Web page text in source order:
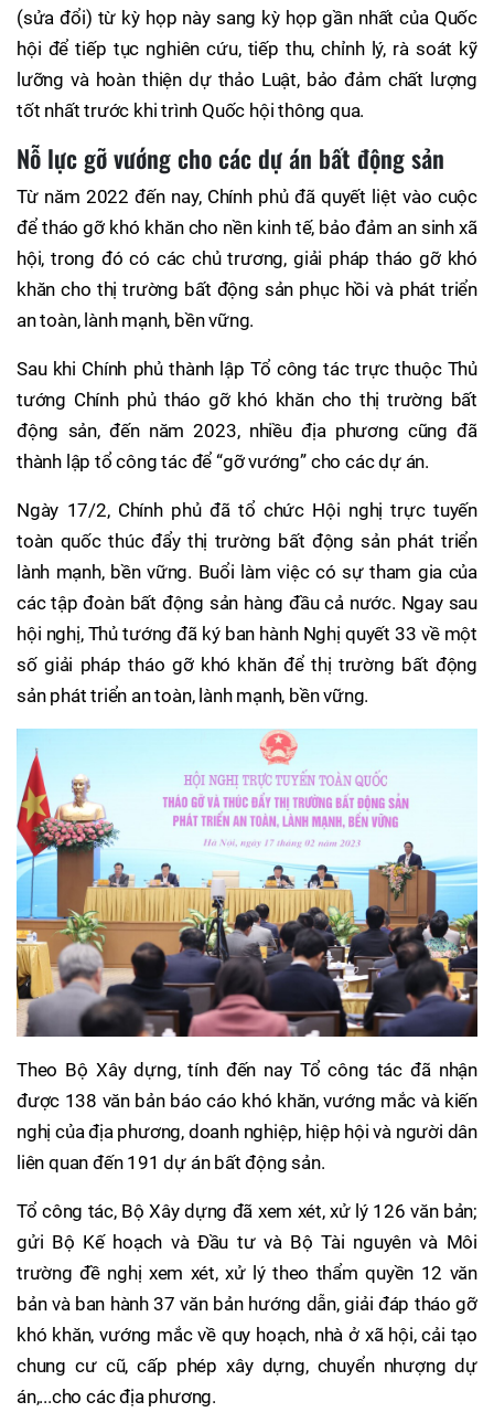
(sửa đổi) từ kỳ họp này sang kỳ họp gần nhất của Quốc
hội để tiếp tục nghiên cứu, tiếp thu, chỉnh lý, rà soát kỹ
lưỡng và hoàn thiện dự thảo Luật, bảo đảm chất lượng
tốt nhất trước khi trình Quốc hội thông qua.
Nỗ lực gỡ vướng cho các dự án bất động sản
Từ năm 2022 đến nay, Chính phủ đã quyết liệt vào cuộc
để tháo gỡ khó khăn cho nền kinh tế, bảo đảm an sinh xã
hội, trong đó có các chủ trương, giải pháp tháo gỡ khó
khăn cho thị trường bất động sản phục hồi và phát triển
an toàn, lành mạnh, bền vững.
Sau khi Chính phủ thành lập Tổ công tác trực thuộc Thủ
tướng Chính phủ tháo gỡ khó khăn cho thị trường bất
động sản, đến năm 2023, nhiều địa phương cũng đã
thành lập tổ công tác để “gỡ vướng” cho các dự án.
Ngày 17/2, Chính phủ đã tổ chức Hội nghị trực tuyến
toàn quốc thúc đẩy thị trường bất động sản phát triển
lành mạnh, bền vững. Buổi làm việc có sự tham gia của
các tập đoàn bất động sản hàng đầu cả nước. Ngay sau
hội nghị, Thủ tướng đã ký ban hành Nghị quyết 33 về một
số giải pháp tháo gỡ khó khăn để thị trường bất động
sản phát triển an toàn, lành mạnh, bền vững.
Theo Bộ Xây dựng, tính đến nay Tổ công tác đã nhận
được 138 văn bản báo cáo khó khăn, vướng mắc và kiến
nghị của địa phương, doanh nghiệp, hiệp hội và người dân
liên quan đến 191 dự án bất động sản.
Tổ công tác, Bộ Xây dựng đã xem xét, xử lý 126 văn bản;
gửi Bộ Kế hoạch và Đầu tư và Bộ Tài nguyên và Môi
trường đề nghị xem xét, xử lý theo thẩm quyền 12 văn
bản và ban hành 37 văn bản hướng dẫn, giải đáp tháo gỡ
khó khăn, vướng mắc về quy hoạch, nhà ở xã hội, cải tạo
chung cư cũ, cấp phép xây dựng, chuyển nhượng dự
án,...cho các địa phương.